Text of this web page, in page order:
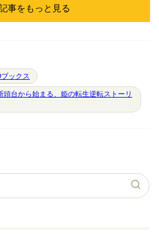
事をもっと見る
ブックス
頭台から始まる、姫の転生逆転ストーリ